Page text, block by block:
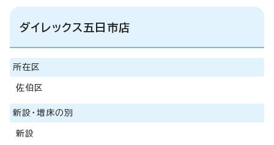
ダイレックス五日市店
所在区
佐伯区
新設・増床の別
新設